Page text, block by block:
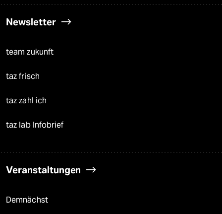
Newsletter
team zukunft
taz frisch
taz zahl ich
taz lab Infobrief
Veranstaltungen
Demnächst